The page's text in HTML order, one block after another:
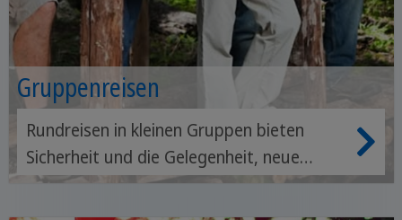
Gruppenreisen
Rundreisen in kleinen Gruppen bieten
Sicherheit und die Gelegenheit, neue
Freunde zu finden. Sie können das Land in